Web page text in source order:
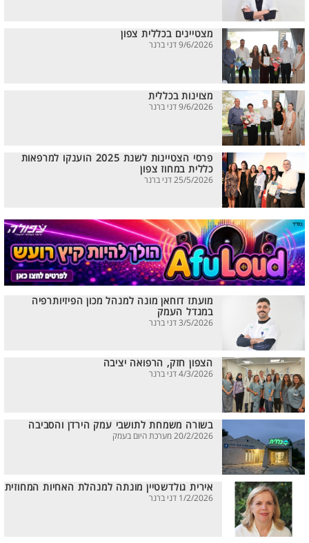
מצטיינים בכללית צפון
9/6/2026 דני ברנר
מצוינות בכללית
9/6/2026 דני ברנר
פרסי הצטיינות לשנת 2025 הוענקו למרפאות
כללית במחוז צפון
25/5/2026 דני ברנר
מועתז דוחאן מונה למנהל מכון הפיזיותרפיה
במגדל העמק
3/5/2026 דני ברנר
הצפון חזק, הרפואה יציבה
4/3/2026 דני ברנר
בשורה משמחת לתושבי עמק הירדן והסביבה
20/2/2026 מערכת היום בעמק
אירית גולדשטיין מונתה למנהלת האחיות המחוזית
1/2/2026 דני ברנר